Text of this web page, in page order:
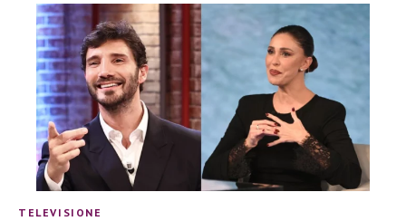
TELEVISIONE